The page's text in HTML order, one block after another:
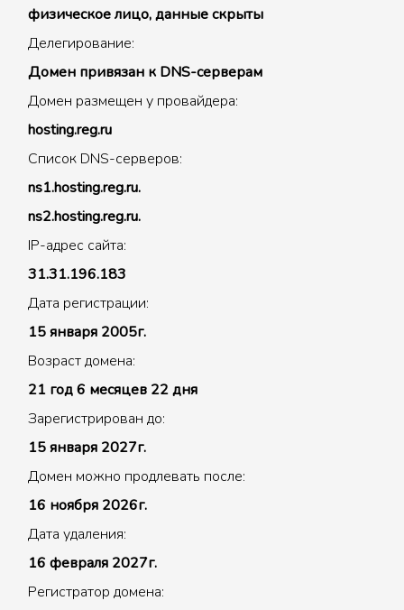
физическое лицо, данные скрыты
Делегирование:
Домен привязан к DNS-серверам
Домен размещен у провайдера:
hosting.reg.ru
Список DNS-серверов:
ns1.hosting.reg.ru.
ns2.hosting.reg.ru.
IP-адрес сайта:
31.31.196.183
Дата регистрации:
15 января 2005г.
Возраст домена:
21 год 6 месяцев 22 дня
Зарегистрирован до:
15 января 2027г.
Домен можно продлевать после:
16 ноября 2026г.
Дата удаления:
16 февраля 2027г.
Регистратор домена: